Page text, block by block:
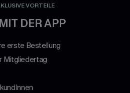
VORTEILE
DER APP
erste Bestellung
Mitgliedertag